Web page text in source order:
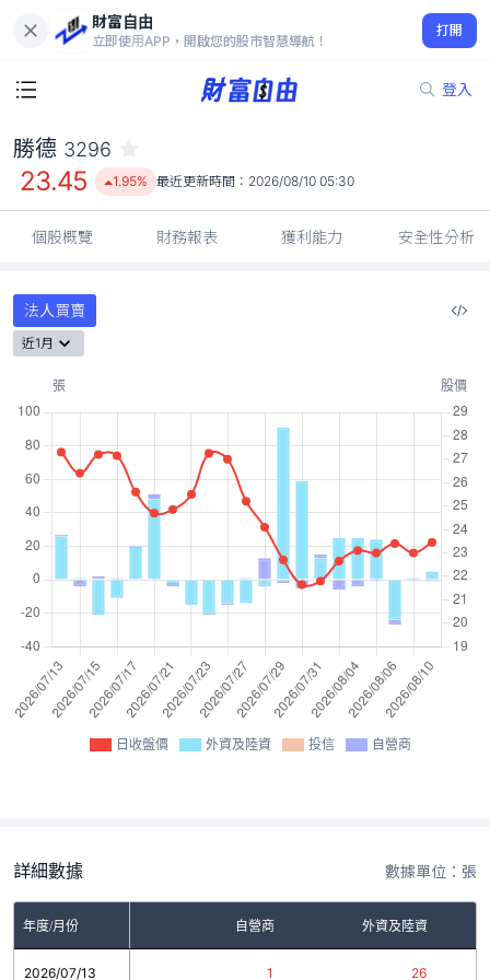
財富自由
立即使用APP，開啟您的股市智慧導航！
打開
登入
23.45
1.95%
勝德 3296
23.45 1.95% 最近更新時間： 2026/08/10 05:30
個股概覽 財務報表 獲利能力 安全性分析
法人買賣
近1月
日收盤價 外資及陸資 投信 自營商
詳細數據 數據單位：張
年度/月份 自營商 外資及陸資
2026/07/13 1 26